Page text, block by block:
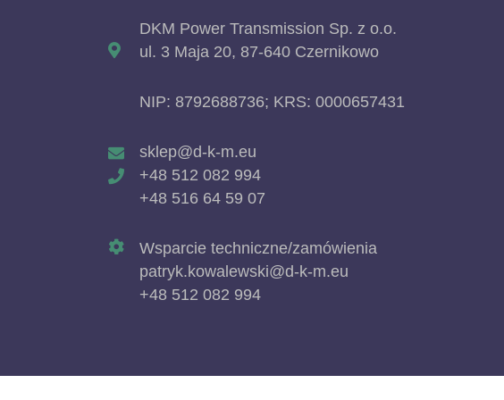
DKM Power Transmission Sp. z o.o.
ul. 3 Maja 20, 87-640 Czernikowo
NIP: 8792688736; KRS: 0000657431
sklep@d-k-m.eu
+48 512 082 994
+48 516 64 59 07
Wsparcie techniczne/zamówienia
patryk.kowalewski@d-k-m.eu
+48 512 082 994